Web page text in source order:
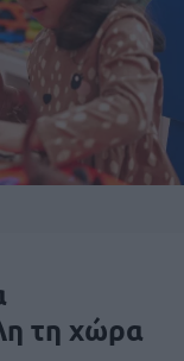
τη χώρα